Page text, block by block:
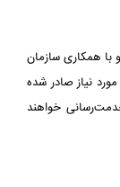
با همکاری سازمان
نیاز صادر شده
خواهند